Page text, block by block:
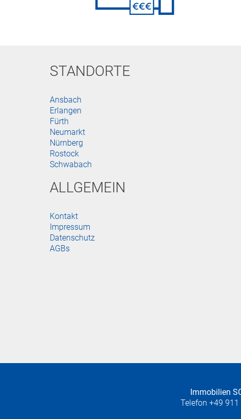
STANDORTE
Ansbach
Erlangen
Fürth
Neumarkt
Nürnberg
Rostock
Schwabach
ALLGEMEIN
Kontakt
Impressum
Datenschutz
AGBs
Immobilien
Telefon +49 911